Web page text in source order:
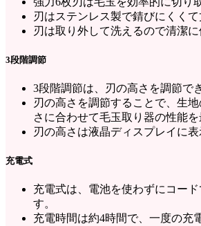
刃はステンレス製で錆びにくくて
刃は取り外して洗えるので清潔に
3段階調節
3段階調節は、刃の高さを調節で
刃の高さを調節することで、生
さに合わせて毛玉取り器の性能を
刃の高さは液晶ディスプレイに表
充電式
充電式は、電池を使わずにコー
す。
充電時間は約4時間で、一度の充